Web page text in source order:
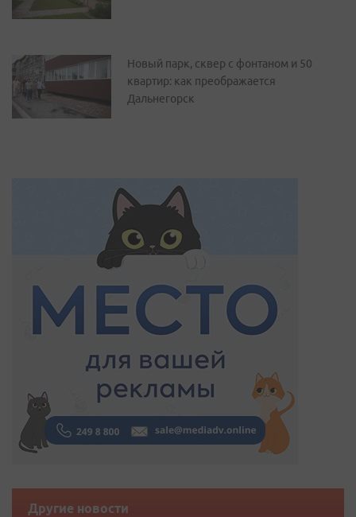
Новый парк, сквер с фонтаном и 50
квартир: как преображается
Дальнегорск
Другие новости